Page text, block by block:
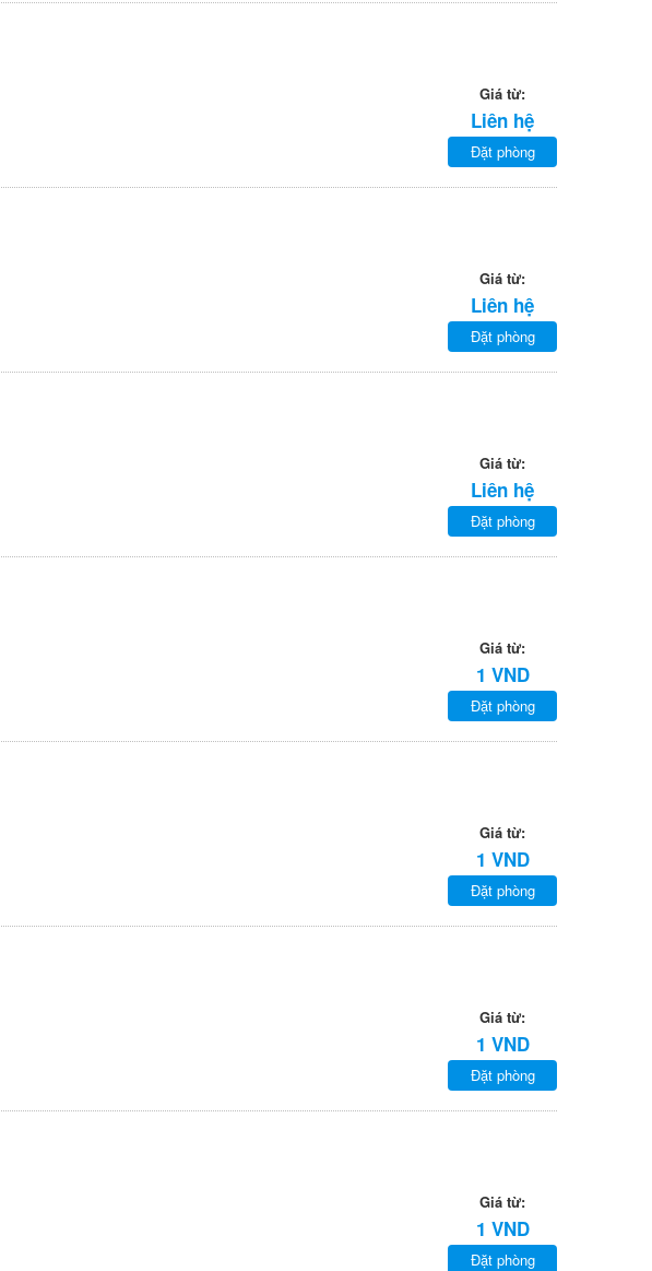
Giá từ:
Liên hệ
Đặt phòng
Giá từ:
Liên hệ
Đặt phòng
Giá từ:
Liên hệ
Đặt phòng
Giá từ:
1 VND
Đặt phòng
Giá từ:
1 VND
Đặt phòng
Giá từ:
1 VND
Đặt phòng
Giá từ:
1 VND
Đặt phòng